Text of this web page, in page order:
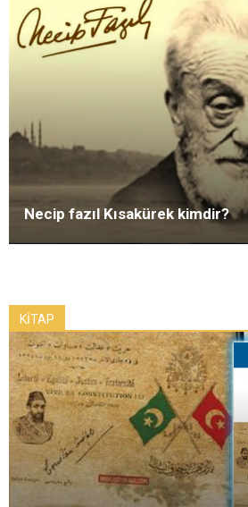
Necip fazıl Kısakürek kimdir?
KİTAP